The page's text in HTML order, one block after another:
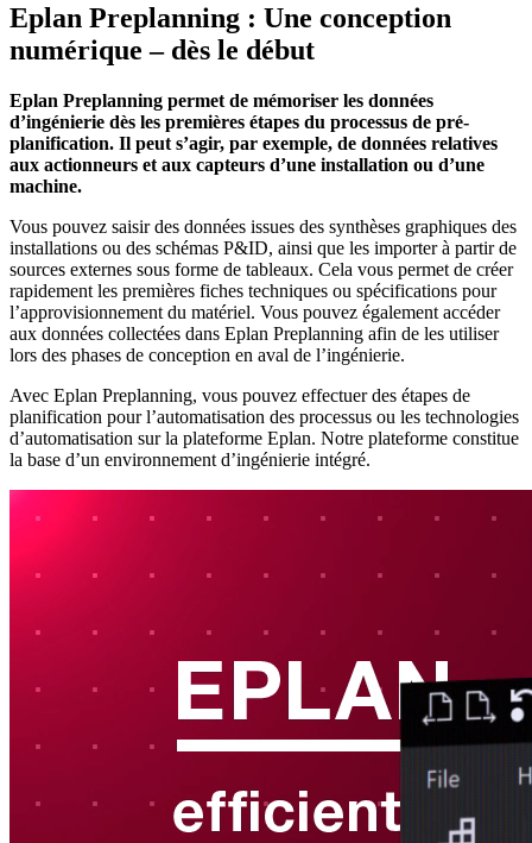
Eplan Preplanning : Une conception
numérique – dès le début
Eplan Preplanning permet de mémoriser les données
d’ingénierie dès les premières étapes du processus de pré-
planification. Il peut s’agir, par exemple, de données relatives
aux actionneurs et aux capteurs d’une installation ou d’une
machine.
Vous pouvez saisir des données issues des synthèses graphiques des
installations ou des schémas P&ID, ainsi que les importer à partir de
sources externes sous forme de tableaux. Cela vous permet de créer
rapidement les premières fiches techniques ou spécifications pour
l’approvisionnement du matériel. Vous pouvez également accéder
aux données collectées dans Eplan Preplanning afin de les utiliser
lors des phases de conception en aval de l’ingénierie.
Avec Eplan Preplanning, vous pouvez effectuer des étapes de
planification pour l’automatisation des processus ou les technologies
d’automatisation sur la plateforme Eplan. Notre plateforme constitue
la base d’un environnement d’ingénierie intégré.